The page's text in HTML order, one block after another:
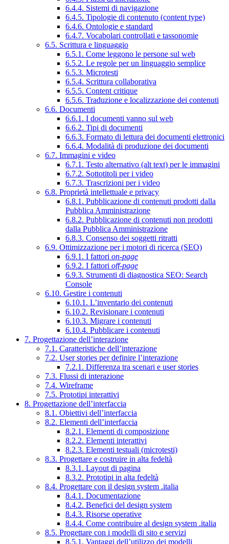
6.4.4. Sistemi di navigazione
6.4.5. Tipologie di contenuto (content type)
6.4.6. Ontologie e standard
6.4.7. Vocabolari controllati e tassonomie
6.5. Scrittura e linguaggio
6.5.1. Come leggono le persone sul web
6.5.2. Le regole per un linguaggio semplice
6.5.3. Microtesti
6.5.4. Scrittura collaborativa
6.5.5. Content critique
6.5.6. Traduzione e localizzazione dei contenuti
6.6. Documenti
6.6.1. I documenti vanno sul web
6.6.2. Tipi di documenti
6.6.3. Formato di lettura dei documenti elettronici
6.6.4. Modalità di produzione dei documenti
6.7. Immagini e video
6.7.1. Testo alternativo (alt text) per le immagini
6.7.2. Sottotitoli per i video
6.7.3. Trascrizioni per i video
6.8. Proprietà intellettuale e privacy
6.8.1. Pubblicazione di contenuti prodotti dalla
Pubblica Amministrazione
6.8.2. Pubblicazione di contenuti non prodotti
dalla Pubblica Amministrazione
6.8.3. Consenso dei soggetti ritratti
6.9. Ottimizzazione per i motori di ricerca (SEO)
6.9.1. I fattori on-page
6.9.2. I fattori off-page
6.9.3. Strumenti di diagnostica SEO: Search
Console
6.10. Gestire i contenuti
6.10.1. L’inventario dei contenuti
6.10.2. Revisionare i contenuti
6.10.3. Migrare i contenuti
6.10.4. Pubblicare i contenuti
7. Progettazione dell’interazione
7.1. Caratteristiche dell’interazione
7.2. User stories per definire l’interazione
7.2.1. Differenza tra scenari e user stories
7.3. Flussi di interazione
7.4. Wireframe
7.5. Prototipi interattivi
8. Progettazione dell’interfaccia
8.1. Obiettivi dell’interfaccia
8.2. Elementi dell’interfaccia
8.2.1. Elementi di composizione
8.2.2. Elementi interattivi
8.2.3. Elementi testuali (microtesti)
8.3. Progettare e costruire in alta fedeltà
8.3.1. Layout di pagina
8.3.2. Prototipi in alta fedeltà
8.4. Progettare con il design system .italia
8.4.1. Documentazione
8.4.2. Benefici del design system
8.4.3. Risorse operative
8.4.4. Come contribuire al design system .italia
8.5. Progettare con i modelli di sito e servizi
8.5.1. Vantaggi dell’utilizzo dei modelli